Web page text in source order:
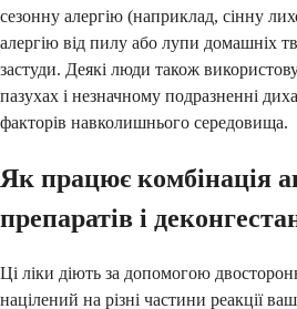
сезонну алергію (наприклад, сінну
алергію від пилу або лупи домашніх
застуди. Деякі люди також
пазухах і незначному подразненні
факторів навколишнього середовища.
Як працює комбінація
препаратів і
Ці ліки діють за допомогою
націлений на різні частини реакції